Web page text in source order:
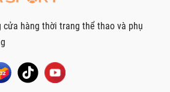
cửa hàng thời trang thể thao và phụ